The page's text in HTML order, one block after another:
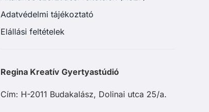
Adatvédelmi tájékoztató
Elállási feltételek
Regina Kreatív Gyertyastúdió
Cím: H-2011 Budakalász, Dolinai utca 25/a.